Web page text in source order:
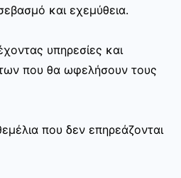
και εχεμύθεια.
υπηρεσίες και
που θα ωφελήσουν τους
που δεν επηρεάζονται